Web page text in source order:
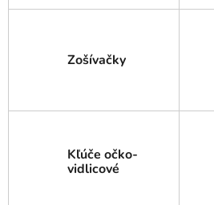
Zošívačky
Kľúče očko-
vidlicové